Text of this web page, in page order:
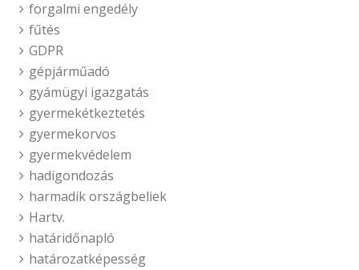
forgalmi engedély
fűtés
GDPR
gépjárműadó
gyámügyi igazgatás
gyermekétkeztetés
gyermekorvos
gyermekvédelem
hadigondozás
harmadik országbeliek
Hartv.
határidőnapló
határozatképesség